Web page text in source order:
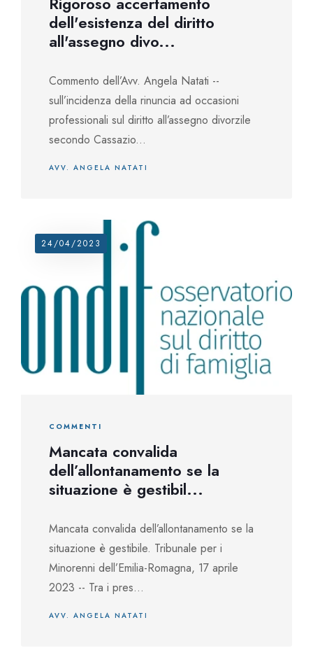
dell'esistenza del diritto
all'assegno divo...
Commento dell’Avv. Angela Natati --
sull’incidenza della rinuncia ad occasioni
professionali sul diritto all’assegno divorzile
secondo Cassazio...
AVV. ANGELA NATATI
24/04/2023
COMMENTI
Mancata convalida
dell’allontanamento se la
situazione è gestibil...
Mancata convalida dell’allontanamento se la
situazione è gestibile. Tribunale per i
Minorenni dell’Emilia-Romagna, 17 aprile
2023 -- Tra i pres...
AVV. ANGELA NATATI